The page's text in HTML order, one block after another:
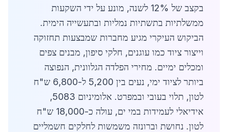
בקצב של 12% לשנה, מונע על ידי השקעות
ממשלתיות בתשתיות נמליות ובתעשייה הימית.
הביקוש העיקרי מגיע מחברות שמבצעות תחזוקה
וייצור ציוד כמו עוגנים, חלקי סיפון, מבנים צפים
ומכלים ימיים. מחירי הפלדה הגלוונית, הנפוצה
ביותר לציוד ימי, נעים בין 5,200 ל-6,800 ש"ח
לטון, תלוי בעובי ובמפרט. אלומיניום 5083,
אידיאלי לעמידות במי ים, עולה כ-18,000 ש"ח
לטון. נחושת וברונזה משמשות לחלקים חשמליים